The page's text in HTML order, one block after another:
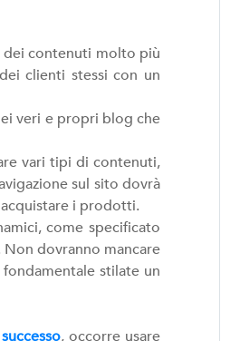
dei contenuti molto più
clienti stessi con un
veri e propri blog che
vari tipi di contenuti,
sul sito dovrà
i prodotti.
come specificato
dovranno mancare
stilate un
, occorre usare
APP IOS / ANDROID
Realizziamo
Design e Funzionalità